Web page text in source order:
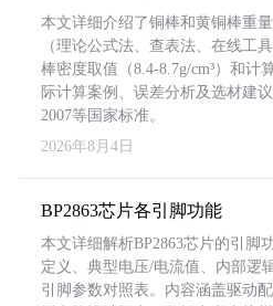
本文详细介绍了铜棒和黄铜棒重
（理论公式法、查表法、在线工
棒密度取值（8.4-8.7g/cm³）和计
际计算案例、误差分析及选材建
2007等国家标准。
2026年8月4日
BP2863芯片各引脚功能
本文详细解析BP2863芯片的引脚
定义、典型电压/电流值、内部逻
引脚参数对照表。内容涵盖驱动